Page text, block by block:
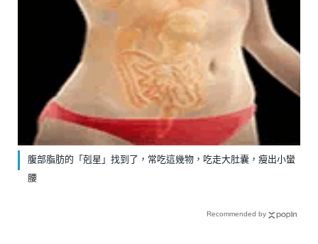
腹部脂肪的「剋星」找到了，常吃這幾物，吃走大肚囊，瘦出小蠻
腰
Recommended by